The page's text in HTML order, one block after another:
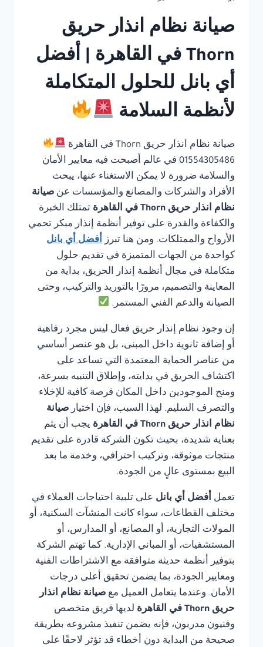
صيانة نظام انذار حريق
Thorn في القاهرة | أفضل
أي بانل للحلول المتكاملة
لأنظمة السلامة
صيانة نظام انذار حريق Thorn في القاهرة
01554305486 في عالم أصبحت فيه معايير الأمان
والسلامة ضرورة لا يمكن الاستغناء عنها، يبحث
الأفراد والشركات والمصانع والمؤسسات عن صيانة
نظام انذار حريق Thorn في القاهرة
تمتلك الخبرة
والكفاءة والقدرة على توفير أنظمة إنذار مبكر تحمي
الأرواح والممتلكات. ومن هنا تبرز أفضل أي بانل
كواحدة من الجهات المتميزة في تقديم حلول
متكاملة في مجال أنظمة إنذار الحريق، بداية من
المعاينة والتصميم، مرورًا بالتوريد والتركيب، وحتى
الصيانة والدعم الفني المستمر.
إن وجود نظام إنذار حريق فعال ليس مجرد رفاهية
أو إضافة ثانوية داخل المبنى، بل هو عنصر أساسي
من عناصر الحماية المعتمدة التي تساعد على
اكتشاف الحريق في بدايته، وإطلاق التنبيه بسرعة،
ومنح الموجودين داخل المكان فرصة كافية للإخلاء
والتصرف السليم. لهذا السبب، فإن اختيار صيانة
نظام انذار حريق Thorn في القاهرة
يجب أن يتم
بعناية شديدة، بحيث تكون الشركة قادرة على تقديم
منتجات موثوقة، وتركيب احترافي، وخدمة ما بعد
البيع بمستوى عالٍ من الجودة.
تعمل أفضل أي بانل على تلبية احتياجات العملاء في
مختلف القطاعات، سواء كانت المنشآت السكنية، أو
المولات التجارية، أو المصانع، أو المدارس، أو
المستشفيات، أو المباني الإدارية. كما تهتم الشركة
بتوفير أنظمة حديثة متوافقة مع الاشتراطات الفنية
ومعايير الجودة، بما يضمن تحقيق أعلى درجات
الأمان. وعندما يتعامل العميل مع صيانة نظام انذار
حريق Thorn في القاهرة
لديها فريق متخصص
وفنيون مدربون، فإنه يضمن تنفيذ مشروعه بطريقة
صحيحة من البداية دون أخطاء قد تؤثر لاحقًا على